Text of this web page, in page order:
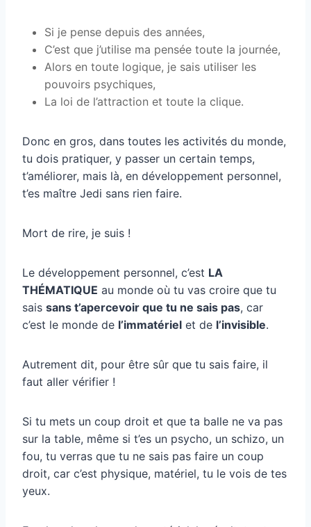
Si je pense depuis des années,
C’est que j’utilise ma pensée toute la journée,
Alors en toute logique, je sais utiliser les
pouvoirs psychiques,
La loi de l’attraction et toute la clique.
Donc en gros, dans toutes les activités du monde,
tu dois pratiquer, y passer un certain temps,
t’améliorer, mais là, en développement personnel,
t’es maître Jedi sans rien faire.
Mort de rire, je suis !
Le développement personnel, c’est LA
THÉMATIQUE au monde où tu vas croire que tu
sais sans t’apercevoir que tu ne sais pas, car
c’est le monde de l’immatériel et de l’invisible.
Autrement dit, pour être sûr que tu sais faire, il
faut aller vérifier !
Si tu mets un coup droit et que ta balle ne va pas
sur la table, même si t’es un psycho, un schizo, un
fou, tu verras que tu ne sais pas faire un coup
droit, car c’est physique, matériel, tu le vois de tes
yeux.